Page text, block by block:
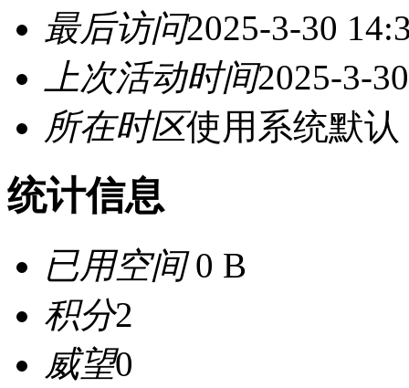
最后访问2025-3-30
上次活动时间2025-3-
所在时区使用系统默认
统计信息
已用空间0 B
积分2
威望0